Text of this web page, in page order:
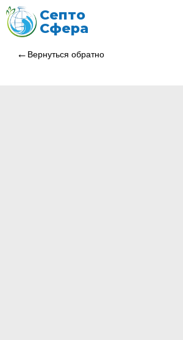
Септо
Сфера
Вернуться обратно